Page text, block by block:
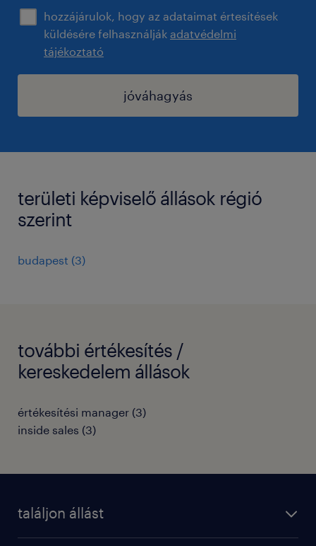
hozzájárulok, hogy az adataimat értesítések
küldésére felhasználják adatvédelmi
tájékoztató
jóváhagyás
területi képviselő állások régió
szerint
budapest (3)
további értékesítés /
kereskedelem állások
értékesítési manager (3)
inside sales (3)
találjon állást